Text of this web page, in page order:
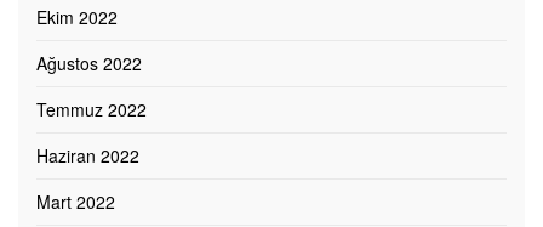
Ekim 2022
Ağustos 2022
Temmuz 2022
Haziran 2022
Mart 2022